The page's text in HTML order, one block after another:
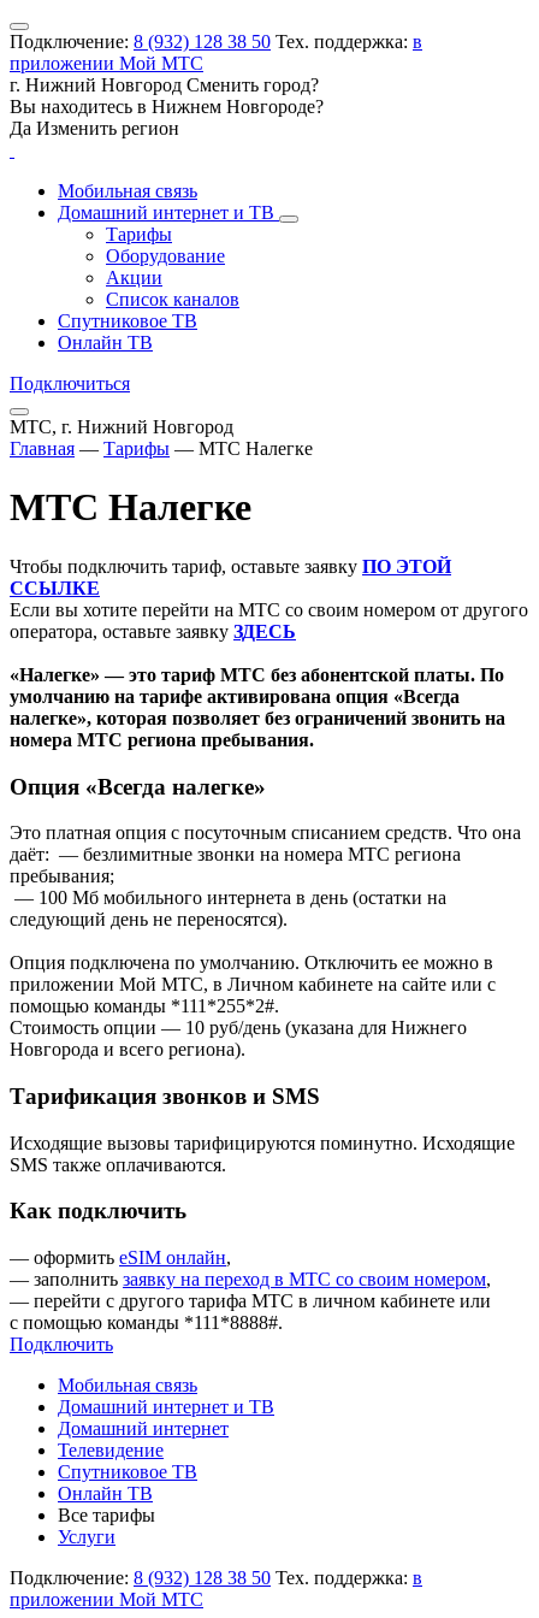
Подключение: 8 (932) 128 38 50 Тех. поддержка: в
приложении Мой МТС
г. Нижний Новгород Сменить город?
Вы находитесь в Нижнем Новгороде?
Да Изменить регион
Мобильная связь
Домашний интернет и ТВ
Тарифы
Оборудование
Акции
Список каналов
Спутниковое ТВ
Онлайн ТВ
Подключиться
МТС, г. Нижний Новгород
Главная — Тарифы — МТС Налегке
МТС Налегке
Чтобы подключить тариф, оставьте заявку ПО ЭТОЙ
ССЫЛКЕ
Если вы хотите перейти на МТС со своим номером от другого
оператора, оставьте заявку ЗДЕСЬ
«Налегке» — это тариф МТС без абонентской платы. По
умолчанию на тарифе активирована опция «Всегда
налегке», которая позволяет без ограничений звонить на
номера МТС региона пребывания.
Опция «Всегда налегке»
Это платная опция с посуточным списанием средств. Что она
даёт: — безлимитные звонки на номера МТС региона
пребывания;
— 100 Мб мобильного интернета в день (остатки на
следующий день не переносятся).
Опция подключена по умолчанию. Отключить ее можно в
приложении Мой МТС, в Личном кабинете на сайте или с
помощью команды *111*255*2#.
Стоимость опции — 10 руб/день (указана для Нижнего
Новгорода и всего региона).
Тарификация звонков и SMS
Исходящие вызовы тарифицируются поминутно. Исходящие
SMS также оплачиваются.
Как подключить
— оформить eSIM онлайн,
— заполнить заявку на переход в МТС со своим номером,
— перейти с другого тарифа МТС в личном кабинете или
с помощью команды *111*8888#.
Подключить
Мобильная связь
Домашний интернет и ТВ
Домашний интернет
Телевидение
Спутниковое ТВ
Онлайн ТВ
Все тарифы
Услуги
Подключение: 8 (932) 128 38 50 Тех. поддержка: в
приложении Мой МТС